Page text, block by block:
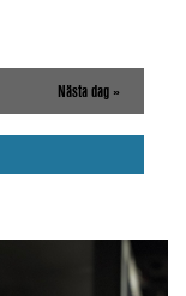
Nästa dag »